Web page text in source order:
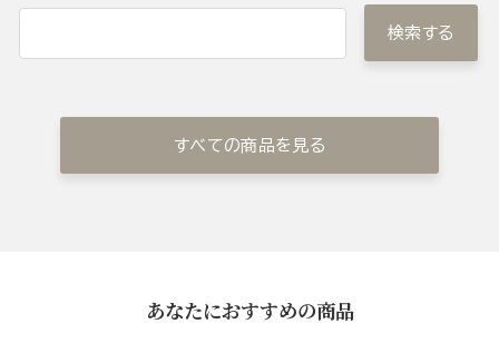
検索する
すべての商品を見る
あなたにおすすめの商品